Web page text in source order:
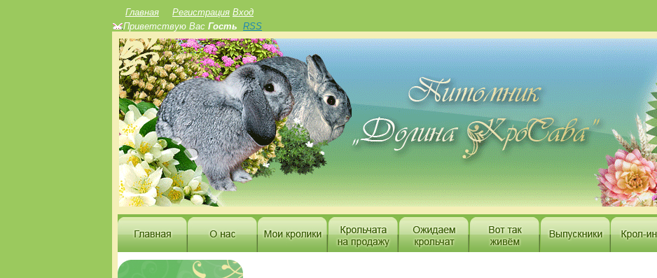
Главная Регистрация Вход
Приветствую Вас Гость RSS